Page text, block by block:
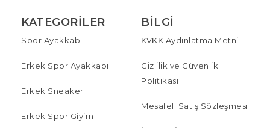
KATEGORILER
Spor Ayakkabı
Erkek Spor Ayakkabı
Erkek Sneaker
Erkek Spor Giyim
BILGI
KVKK Aydınlatma Metni
Gizlilik ve Güvenlik
Politikası
Mesafeli Satış Sözleşmesi